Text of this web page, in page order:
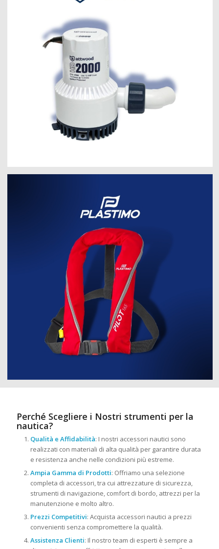
Perché Scegliere i Nostri strumenti per la
nautica?
Qualità e Affidabilità: I nostri accessori nautici sono
realizzati con materiali di alta qualità per garantire durata
e resistenza anche nelle condizioni più estreme.
Ampia Gamma di Prodotti: Offriamo una selezione
completa di accessori, tra cui attrezzature di sicurezza,
strumenti di navigazione, comfort di bordo, attrezzi per la
manutenzione e molto altro.
Prezzi Competitivi: Acquista accessori nautici a prezzi
convenienti senza compromettere la qualità.
Assistenza Clienti: Il nostro team di esperti è sempre a